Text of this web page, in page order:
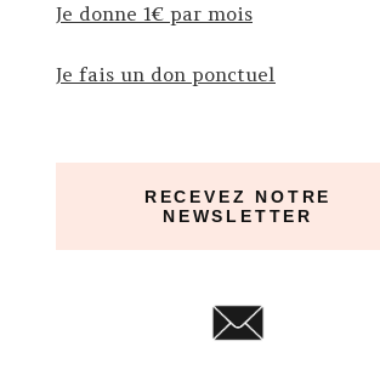
Je donne 1€ par mois
Je fais un don ponctuel
RECEVEZ NOTRE
NEWSLETTER